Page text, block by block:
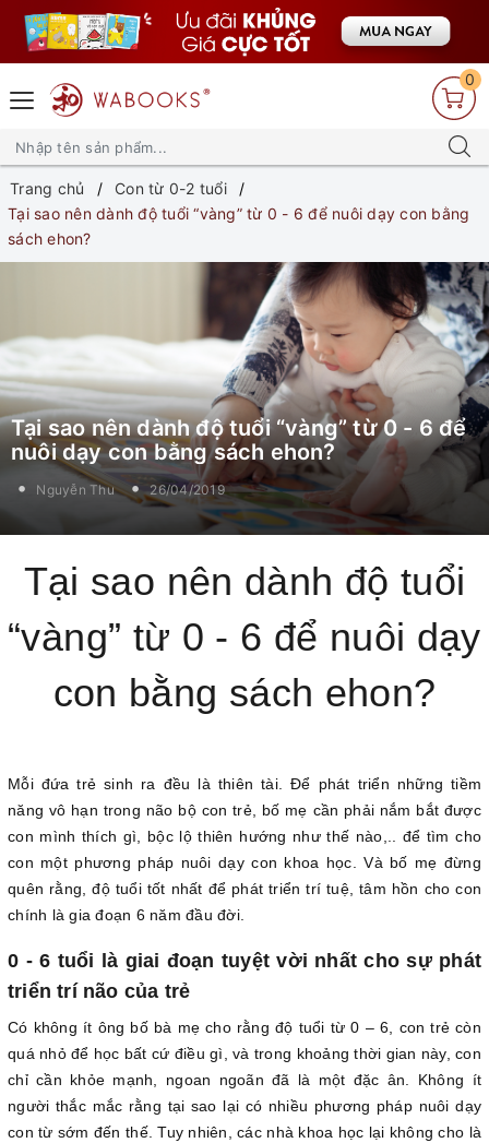
0
Trang chủ
Con từ 0-2 tuổi
Tại sao nên dành độ tuổi “vàng” từ 0 - 6 để nuôi dạy con bằng
sách ehon?
Tại sao nên dành độ tuổi “vàng” từ 0 - 6 để
nuôi dạy con bằng sách ehon?
Nguyễn Thu 26/04/2019
Tại sao nên dành độ tuổi
“vàng” từ 0 - 6 để nuôi dạy
con bằng sách ehon?
Mỗi đứa trẻ sinh ra đều là thiên tài. Để phát triển những tiềm
năng vô hạn trong não bộ con trẻ, bố mẹ cần phải nắm bắt được
con mình thích gì, bộc lộ thiên hướng như thế nào,.. để tìm cho
con một phương pháp nuôi dạy con khoa học. Và bố mẹ đừng
quên rằng, độ tuổi tốt nhất để phát triển trí tuệ, tâm hồn cho con
chính là gia đoạn 6 năm đầu đời.
0 - 6 tuổi là giai đoạn tuyệt vời nhất cho sự phát
triển trí não của trẻ
Có không ít ông bố bà mẹ cho rằng độ tuổi từ 0 – 6, con trẻ còn
quá nhỏ để học bất cứ điều gì, và trong khoảng thời gian này, con
chỉ cần khỏe mạnh, ngoan ngoãn đã là một đặc ân. Không ít
người thắc mắc rằng tại sao lại có nhiều phương pháp nuôi dạy
con từ sớm đến thế. Tuy nhiên, các nhà khoa học lại không cho là